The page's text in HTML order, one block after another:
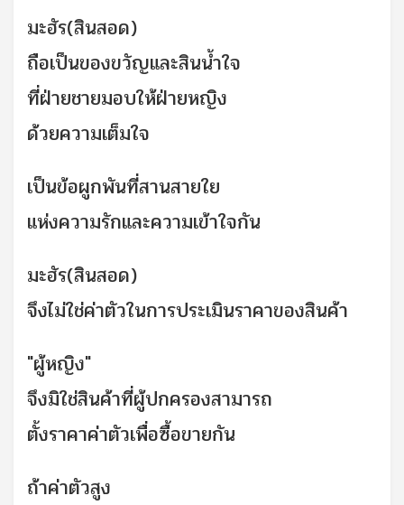
มะฮัร(สินสอด)
ถือเป็นของขวัญและสินน้ำใจ
ที่ฝ่ายชายมอบให้ฝ่ายหญิง
ด้วยความเต็มใจ
เป็นข้อผูกพันที่สานสายใย
แห่งความรักและความเข้าใจกัน
มะฮัร(สินสอด)
จึงไม่ใช่ค่าตัวในการประเมินราคาของสินค้า
"ผู้หญิง"
จึงมิใช่สินค้าที่ผู้ปกครองสามารถ
ตั้งราคาค่าตัวเพื่อซื้อขายกัน
ถ้าค่าตัวสูง